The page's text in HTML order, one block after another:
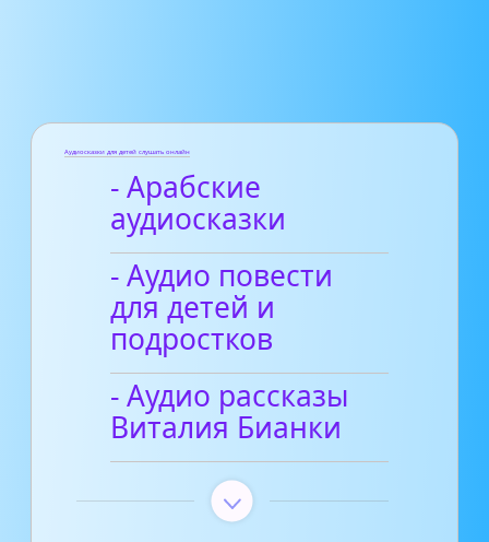
Аудиосказки для детей слушать онлайн
- Арабские
аудиосказки
- Аудио повести
для детей и
подростков
- Аудио рассказы
Виталия Бианки